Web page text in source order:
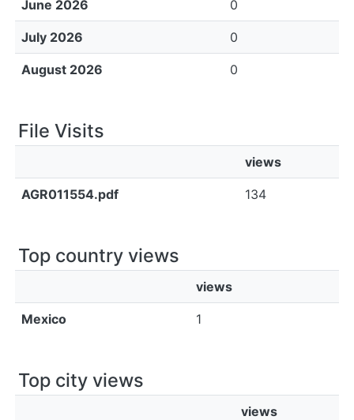
June 2026 0
July 2026 0
August 2026 0
File Visits
views
AGR011554.pdf 134
Top country views
views
Mexico 1
Top city views
views